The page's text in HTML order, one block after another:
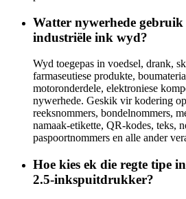
Watter nywerhede
industriële ink wyd?
Wyd toegepas in voedsel, drank,
farmaseutiese produkte,
motoronderdele, elektroniese
nywerhede. Geskik vir kodering
reeksnommers, bondelnommers,
namaak-etikette, QR-kodes, teks,
paspoortnommers en alle ander
Hoe kies ek die regte tipe
2.5-inkspuitdrukker?